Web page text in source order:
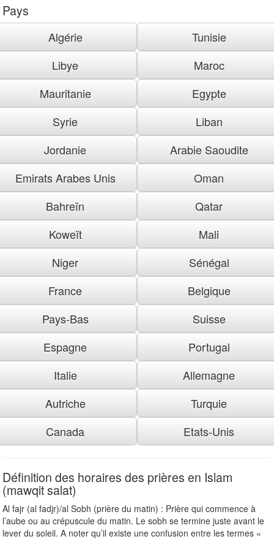
Pays
Algérie
Tunisie
Libye
Maroc
Mauritanie
Egypte
Syrie
Liban
Jordanie
Arabie Saoudite
Emirats Arabes Unis
Oman
Bahreïn
Qatar
Koweït
Mali
Niger
Sénégal
France
Belgique
Pays-Bas
Suisse
Espagne
Portugal
Italie
Allemagne
Autriche
Turquie
Canada
Etats-Unis
Définition des horaires des prières en Islam
(mawqit salat)
Al fajr (al fadjr)/al Sobh (prière du matin) : Prière qui commence à
l’aube ou au crépuscule du matin. Le sobh se termine juste avant le
lever du soleil. A noter qu’il existe une confusion entre les termes «